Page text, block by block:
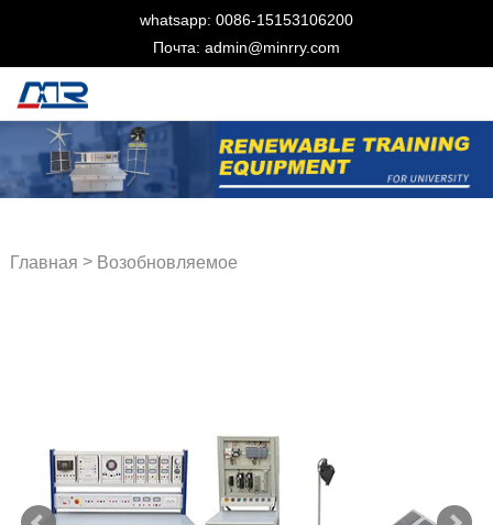
whatsapp: 0086-15153106200
Почта: admin@minrry.com
Главная > Возобновляемое